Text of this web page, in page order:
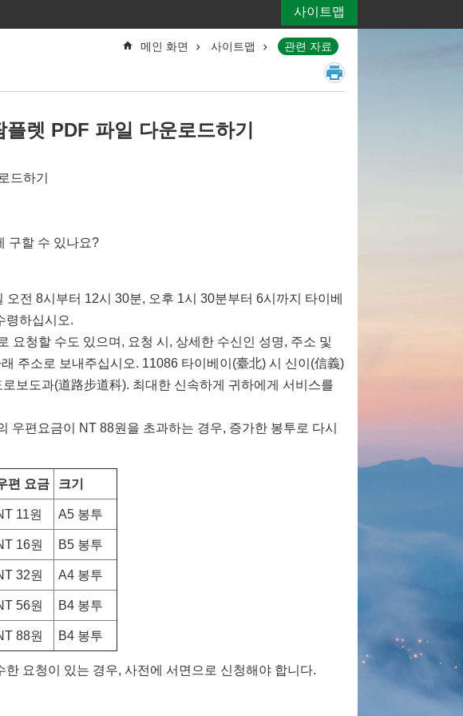
사이트맵
메인 화면 사이트맵 관련 자료
렛 PDF 파일 다운로드하기
드하기
구할 수 있나요?
전 8시부터 12시 30분, 오후 1시 30분부터 6시까지 타이베
령하십시오.
요청할 수도 있으며, 요청 시, 상세한 수신인 성명, 주소 및
주소로 보내주십시오. 11086 타이베이(臺北) 시 신이(信義)
보도과(道路步道科). 최대한 신속하게 귀하에게 서비스를
우편요금이 NT 88원을 초과하는 경우, 증가한 봉투로 다시
편 요금 크기
11원 A5 봉투
16원 B5 봉투
32원 A4 봉투
56원 B4 봉투
88원 B4 봉투
요청이 있는 경우, 사전에 서면으로 신청해야 합니다.